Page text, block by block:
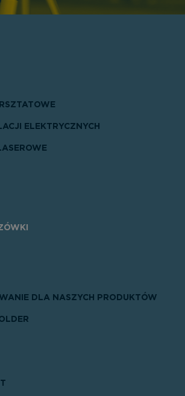
ELEKTRYCZNYCH
DLA NASZYCH PRODUKTÓW